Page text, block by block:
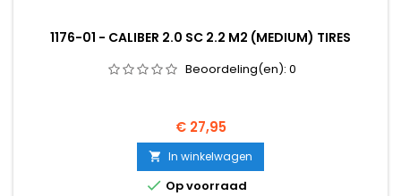
1176-01 - CALIBER 2.0 SC 2.2 M2 (MEDIUM) TIRES
Beoordeling(en): 0
Prijs
€ 27,95
 In winkelwagen
 Op voorraad